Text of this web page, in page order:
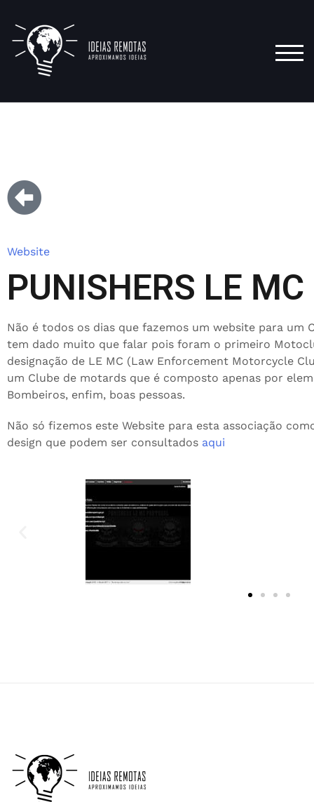
Website
PUNISHERS LE MC
Não é todos os dias que fazemos um website para um
tem dado muito que falar pois foram o primeiro
designação de LE MC (Law Enforcement Motorcycle
um Clube de motards que é composto apenas por
Bombeiros, enfim, boas pessoas.
Não só fizemos este Website para esta associação
design que podem ser consultados aqui